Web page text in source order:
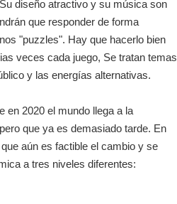
Su diseño atractivo y su música son
que responder de forma
"puzzles". Hay que hacerlo bien
veces cada juego, Se tratan temas
y las energías alternativas.
en 2020 el mundo llega a la
que ya es demasiado tarde. En
aún es factible el cambio y se
a tres niveles diferentes: